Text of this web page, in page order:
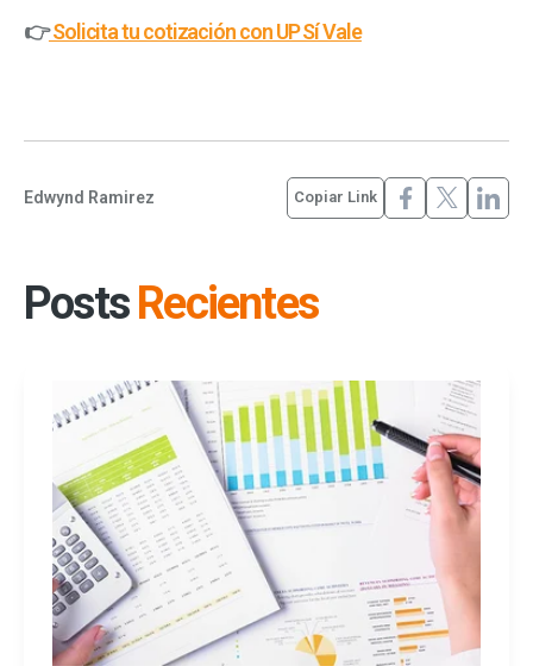
👉Solicita tu cotización con UP Sí Vale
Edwynd Ramirez Copiar Link
PostsRecientes